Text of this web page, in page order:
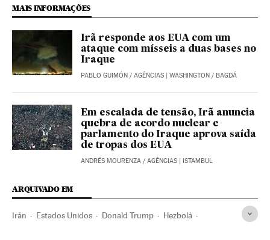
MAIS INFORMAÇÕES
Irã responde aos EUA com um
ataque com mísseis a duas bases no
Iraque
PABLO GUIMÓN / AGÊNCIAS | WASHINGTON / BAGDÁ
Em escalada de tensão, Irã anuncia
quebra de acordo nuclear e
parlamento do Iraque aprova saída
de tropas dos EUA
ANDRÉS MOURENZA / AGÊNCIAS | ISTAMBUL
ARQUIVADO EM
Irán Estados Unidos Donald Trump Hezbolá